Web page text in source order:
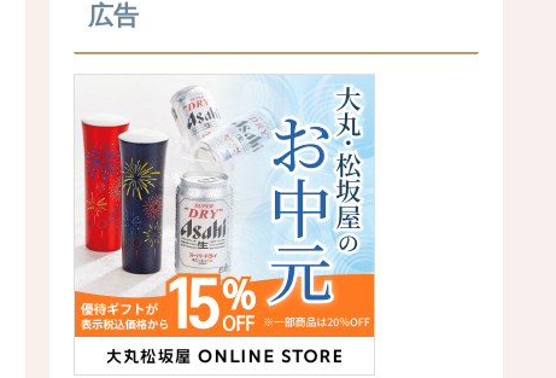
広告